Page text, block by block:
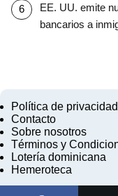
EE. UU. emite
bancarios a
Política de privacidad
Contacto
Sobre nosotros
Términos y
Lotería dominicana
Hemeroteca